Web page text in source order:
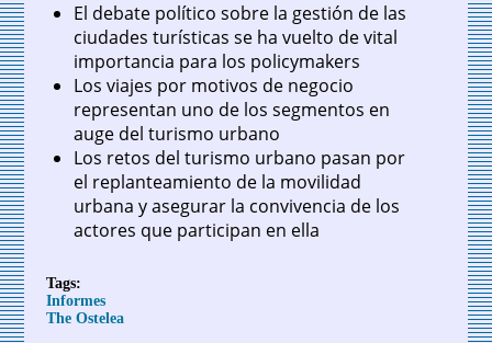
El debate político sobre la gestión de las
ciudades turísticas se ha vuelto de vital
importancia para los policymakers
Los viajes por motivos de negocio
representan uno de los segmentos en
auge del turismo urbano
Los retos del turismo urbano pasan por
el replanteamiento de la movilidad
urbana y asegurar la convivencia de los
actores que participan en ella
Tags:
Informes
The Ostelea